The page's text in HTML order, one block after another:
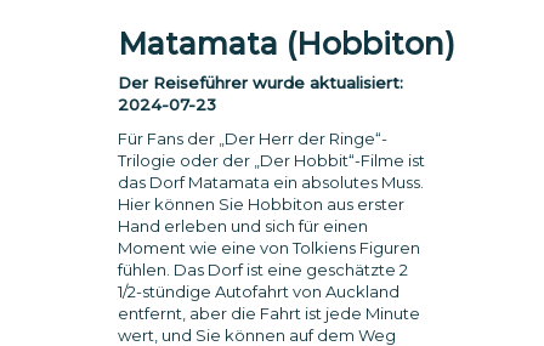
Matamata (Hobbiton)
Der Reiseführer wurde aktualisiert:
2024-07-23
Für Fans der „Der Herr der Ringe“-
Trilogie oder der „Der Hobbit“-Filme ist
das Dorf Matamata ein absolutes Muss.
Hier können Sie Hobbiton aus erster
Hand erleben und sich für einen
Moment wie eine von Tolkiens Figuren
fühlen. Das Dorf ist eine geschätzte 2
1/2-stündige Autofahrt von Auckland
entfernt, aber die Fahrt ist jede Minute
wert, und Sie können auf dem Weg